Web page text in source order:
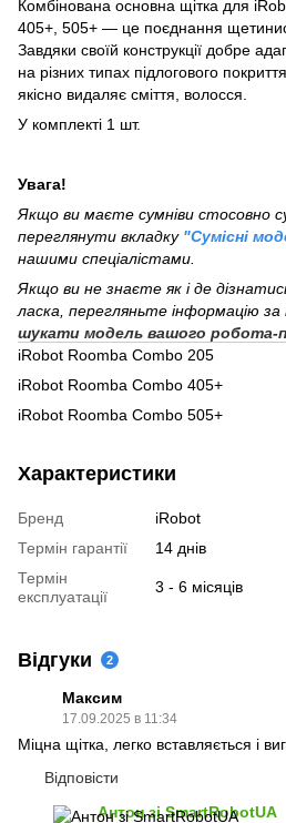
Комбінована основна щітка для
405+, 505+ — це поєднання
Завдяки своїй конструкції добре
на різних типах підлогового
якісно видаляє сміття, волосся.
У комплекті 1 шт.
Увага!
Якщо ви маєте сумніви стосовно
переглянути вкладку "Сумісні
нашими спеціалістами.
Якщо ви не знаєте як і де
ласка, перегляньте інформацію
шукати модель вашого робота-
iRobot Roomba Combo 205
iRobot Roomba Combo 405+
iRobot Roomba Combo 505+
Характеристики
Бренд
iRobot
Термін гарантії
14 днів
Термін
експлуатації
3 - 6 місяців
Відгуки 2
Максим
17.09.2025 в 11:34
Міцна щітка, легко вставляється і
Відповісти
Антон зі SmartRobotUA